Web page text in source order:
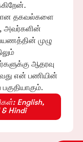
தகவல்களை
அவர்களின்
முழு
ஆதரவு
என் பணியின்
English,
& Hindi